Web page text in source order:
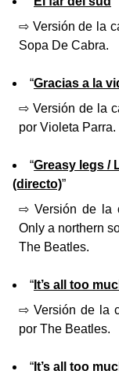
⇨ Versión de la
Sopa De Cabra.
“Gracias a la
⇨ Versión de la
por Violeta Parra.
“Greasy legs /
(directo)”
⇨ Versión de la
Only a northern
The Beatles.
“ It’s all too
⇨ Versión de la
por The Beatles.
“ It’s all too